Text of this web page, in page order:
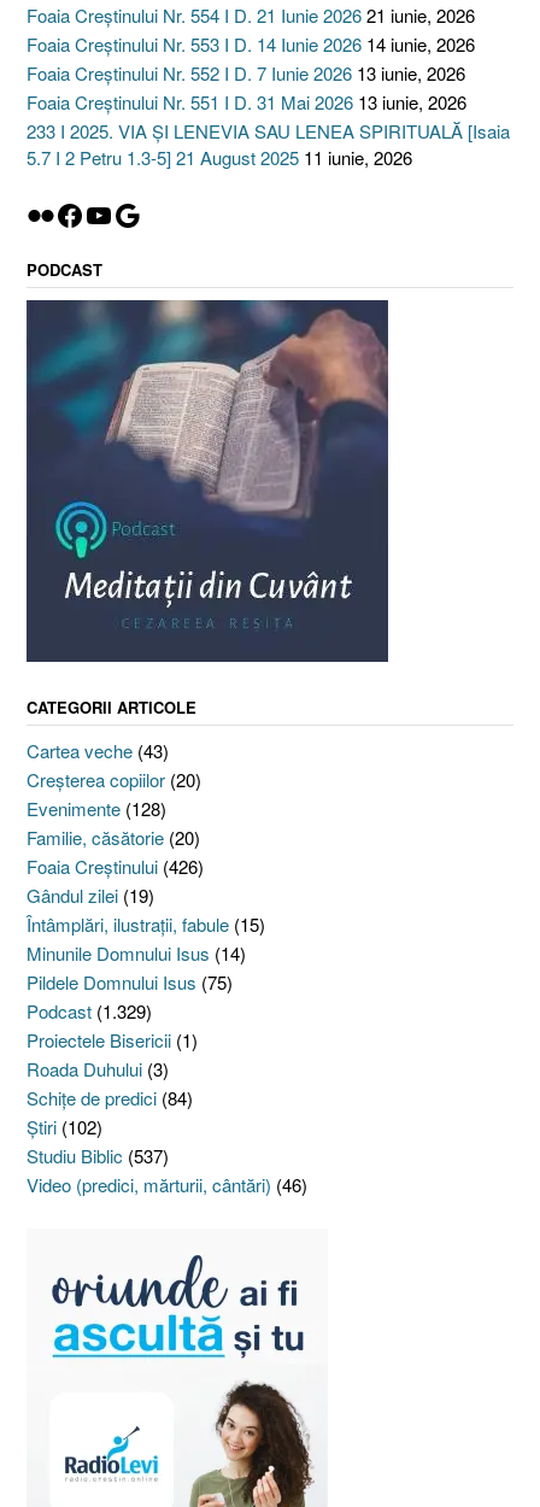
Foaia Creștinului Nr. 554 I D. 21 Iunie 202621 iunie, 2026
Foaia Creștinului Nr. 553 I D. 14 Iunie 2026 14 iunie, 2026
Foaia Creștinului Nr. 552 I D. 7 Iunie 2026 13 iunie, 2026
Foaia Creștinului Nr. 551 I D. 31 Mai 2026 13 iunie, 2026
233 I 2025. VIA ȘI LENEVIA SAU LENEA SPIRITUALĂ [Isaia
5.7 I 2 Petru 1.3-5] 21 August 2025 11 iunie, 2026
Flickr
Facebook
YouTube
Google
PODCAST
CATEGORII ARTICOLE
Cartea veche (43)
Creşterea copiilor (20)
Evenimente (128)
Familie, căsătorie (20)
Foaia Creştinului (426)
Gândul zilei (19)
Întâmplări, ilustraţii, fabule (15)
Minunile Domnului Isus (14)
Pildele Domnului Isus (75)
Podcast (1.329)
Proiectele Bisericii (1)
Roada Duhului (3)
Schiţe de predici (84)
Ştiri (102)
Studiu Biblic (537)
Video (predici, mărturii, cântări) (46)